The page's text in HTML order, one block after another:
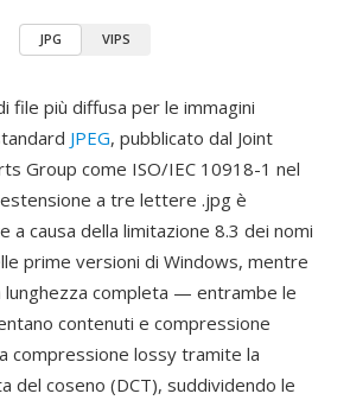
JPG VIPS
file più diffusa per le immagini
JPEG, pubblicato dal Joint
Group come ISO/IEC 10918-1 nel
a tre lettere .jpg è
a causa della limitazione 8.3 dei nomi
prime versioni di Windows, mentre
lunghezza completa — entrambe le
contenuti e compressione
compressione lossy tramite la
del coseno (DCT), suddividendo le